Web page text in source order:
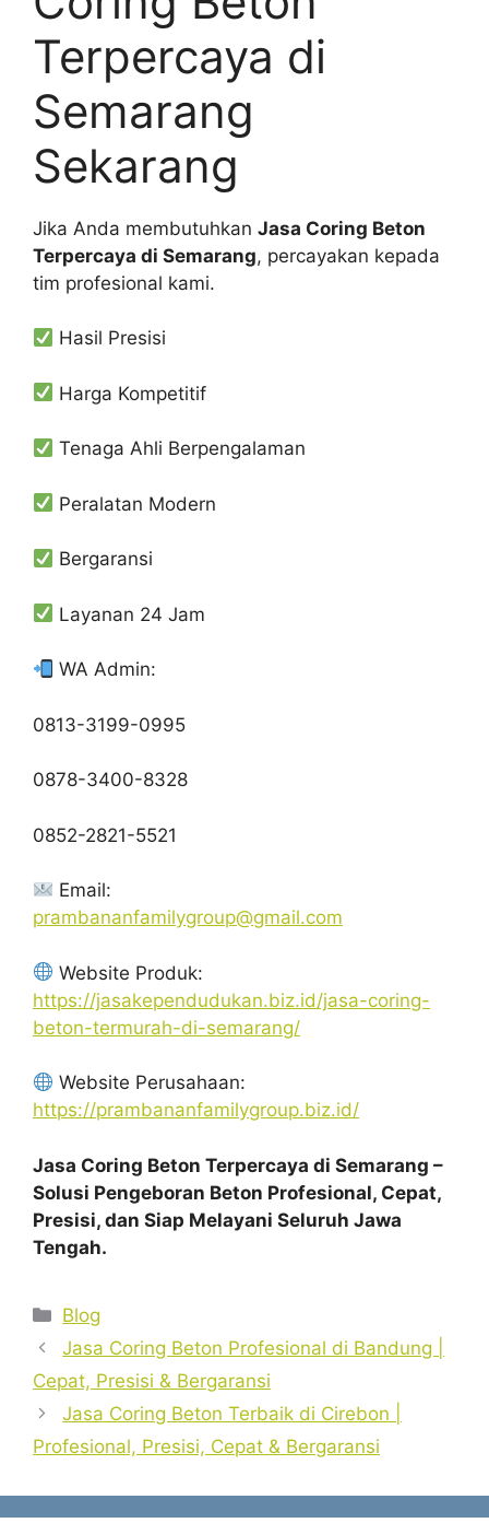
Terpercaya di
Semarang
Sekarang
Jika Anda membutuhkan Jasa Coring Beton
Terpercaya di Semarang, percayakan kepada
tim profesional kami.
Hasil Presisi
Harga Kompetitif
Tenaga Ahli Berpengalaman
Peralatan Modern
Bergaransi
Layanan 24 Jam
WA Admin:
0813-3199-0995
0878-3400-8328
0852-2821-5521
Email:
prambananfamilygroup@gmail.com
Website Produk:
https://jasakependudukan.biz.id/jasa-coring-
beton-termurah-di-semarang/
Website Perusahaan:
https://prambananfamilygroup.biz.id/
Jasa Coring Beton Terpercaya di Semarang –
Solusi Pengeboran Beton Profesional, Cepat,
Presisi, dan Siap Melayani Seluruh Jawa
Tengah.
Categories
Blog
Jasa Coring Beton Profesional di Bandung |
Cepat, Presisi & Bergaransi
Jasa Coring Beton Terbaik di Cirebon |
Profesional, Presisi, Cepat & Bergaransi